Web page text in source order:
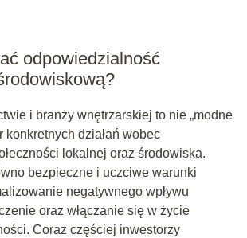
odpowiedzialność
i branży wnętrzarskiej to nie „modne
konkretnych działań wobec
lokalnej oraz środowiska.
bezpieczne i uczciwe warunki
negatywnego wpływu
oraz włączanie się w życie
Coraz częściej inwestorzy